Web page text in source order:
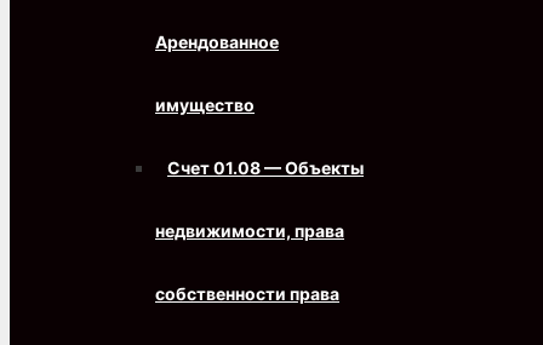
Арендованное
имущество
Счет 01.08 — Объекты
недвижимости, права
собственности права